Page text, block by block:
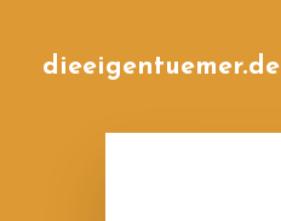
dieeigentuemer.de